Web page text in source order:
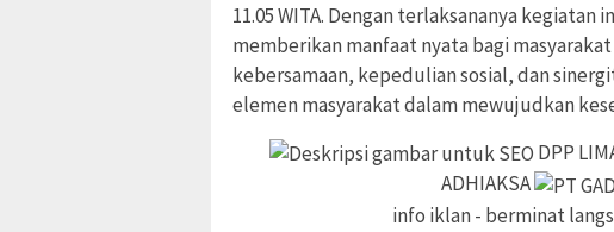
11.05 WITA. Dengan terlaksananya
memberikan manfaat nyata bagi
kebersamaan, kepedulian sosial, dan
elemen masyarakat dalam mewujudkan
DPP
ADHIAKSA
info iklan - berminat